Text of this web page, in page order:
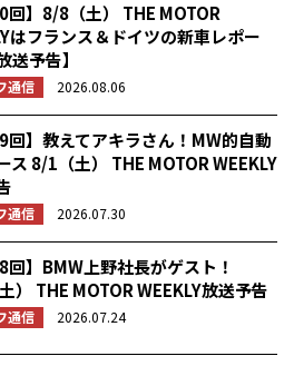
回】8/8（土） THE MOTOR
はフランス＆ドイツの新車レポー
送予告】
通信 2026.08.06
回】教えてアキラさん！MW的自動
ス 8/1（土） THE MOTOR WEEKLY
通信 2026.07.30
回】BMW上野社長がゲスト！
） THE MOTOR WEEKLY放送予告
通信 2026.07.24